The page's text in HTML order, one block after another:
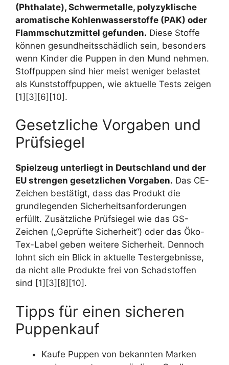
(Phthalate), Schwermetalle, polyzyklische
aromatische Kohlenwasserstoffe (PAK) oder
Flammschutzmittel gefunden. Diese Stoffe
können gesundheitsschädlich sein, besonders
wenn Kinder die Puppen in den Mund nehmen.
Stoffpuppen sind hier meist weniger belastet
als Kunststoffpuppen, wie aktuelle Tests zeigen
[1][3][6][10].
Gesetzliche Vorgaben und
Prüfsiegel
Spielzeug unterliegt in Deutschland und der
EU strengen gesetzlichen Vorgaben. Das CE-
Zeichen bestätigt, dass das Produkt die
grundlegenden Sicherheitsanforderungen
erfüllt. Zusätzliche Prüfsiegel wie das GS-
Zeichen („Geprüfte Sicherheit“) oder das Öko-
Tex-Label geben weitere Sicherheit. Dennoch
lohnt sich ein Blick in aktuelle Testergebnisse,
da nicht alle Produkte frei von Schadstoffen
sind [1][3][8][10].
Tipps für einen sicheren
Puppenkauf
Kaufe Puppen von bekannten Marken